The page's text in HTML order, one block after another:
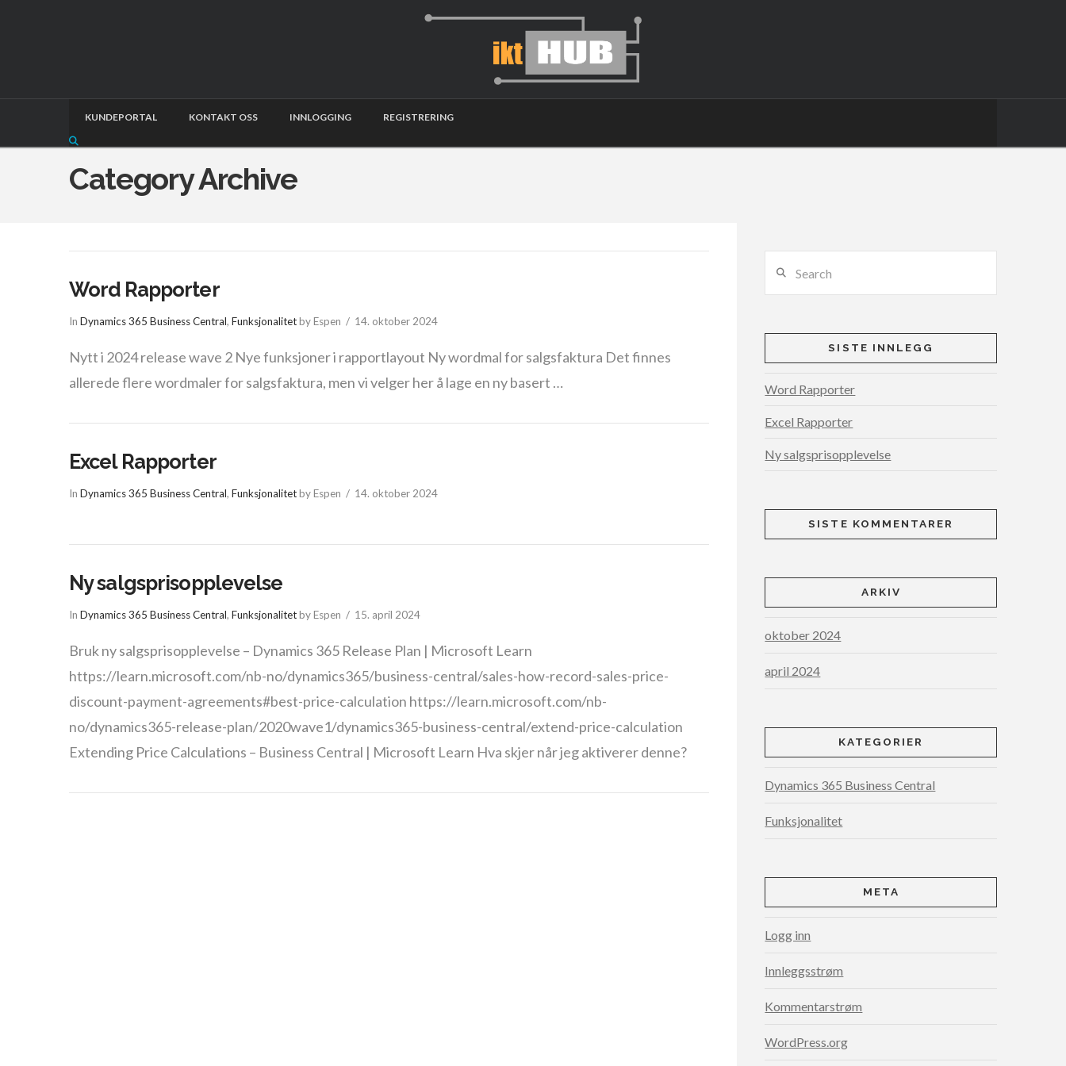
KUNDEPORTAL KONTAKT OSS INNLOGGING REGISTRERING
Category Archive
Word Rapporter
In Dynamics 365 Business Central, Funksjonalitetby Espen 14. oktober 2024
Nytt i 2024 release wave 2 Nye funksjoner i rapportlayout Ny wordmal for salgsfaktura Det finnes
allerede flere wordmaler for salgsfaktura, men vi velger her å lage en ny basert …
Excel Rapporter
In Dynamics 365 Business Central, Funksjonalitetby Espen 14. oktober 2024
Ny salgsprisopplevelse
In Dynamics 365 Business Central, Funksjonalitetby Espen 15. april 2024
Bruk ny salgsprisopplevelse – Dynamics 365 Release Plan | Microsoft Learn
https://learn.microsoft.com/nb-no/dynamics365/business-central/sales-how-record-sales-price-
discount-payment-agreements#best-price-calculation https://learn.microsoft.com/nb-
no/dynamics365-release-plan/2020wave1/dynamics365-business-central/extend-price-calculation
Extending Price Calculations – Business Central | Microsoft Learn Hva skjer når jeg aktiverer denne?
SISTE INNLEGG
Word Rapporter
Excel Rapporter
Ny salgsprisopplevelse
SISTE KOMMENTARER
ARKIV
oktober 2024
april 2024
KATEGORIER
Dynamics 365 Business Central
Funksjonalitet
META
Logg inn
Innleggsstrøm
Kommentarstrøm
WordPress.org